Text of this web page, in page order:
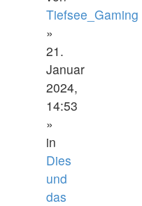
Tiefsee_Gaming
»
21.
Januar
2024,
14:53
»
in
Dies
und
das